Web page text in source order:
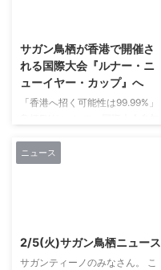
https://lineblog.me/kanazakimu/
archives/1515389.html
サガン鳥栖が香港で開催さ
れる国際大会『ルナー・ニ
ューイヤー・カップ』へ
「香港へ招く可能性は99.99%」
ZONE web今年2月に開催される
ルナー・ニューイヤー杯への鳥栖
ニュース
2/5(火)サガン鳥栖ニュース
サガンティーノのみなさん。 こ